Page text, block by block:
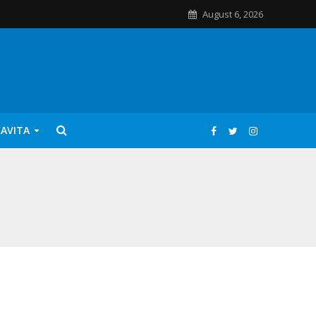
August 6, 2026